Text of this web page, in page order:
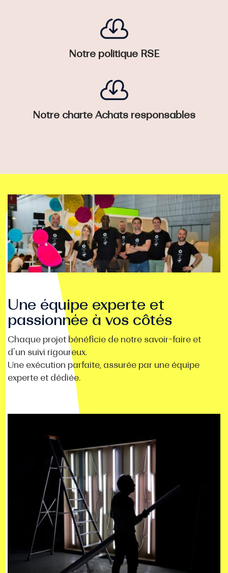

Notre politique RSE

Notre charte Achats responsables
Une équipe experte et
passionnée à vos côtés
Chaque projet bénéficie de notre savoir-faire et
d’un suivi rigoureux.
Une exécution parfaite, assurée par une équipe
experte et dédiée.